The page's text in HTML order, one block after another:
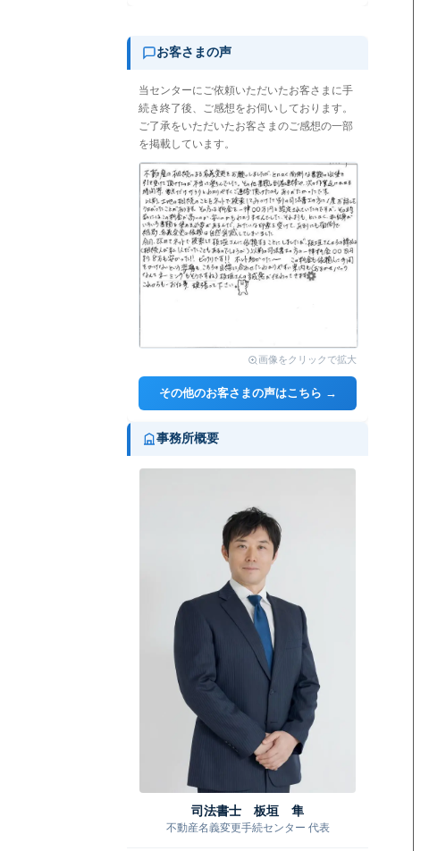
お客さまの声
当センターにご依頼いただいたお客さまに手
続き終了後、ご感想をお伺いしております。
ご了承をいただいたお客さまのご感想の一部
を掲載しています。
画像をクリックで拡大
その他のお客さまの声はこちら →
事務所概要
司法書士 板垣 隼
不動産名義変更手続センター 代表